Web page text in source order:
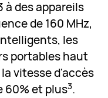
à des appareils
de 160 MHz,
les
portables haut
la vitesse d'accès
60% et plus3.